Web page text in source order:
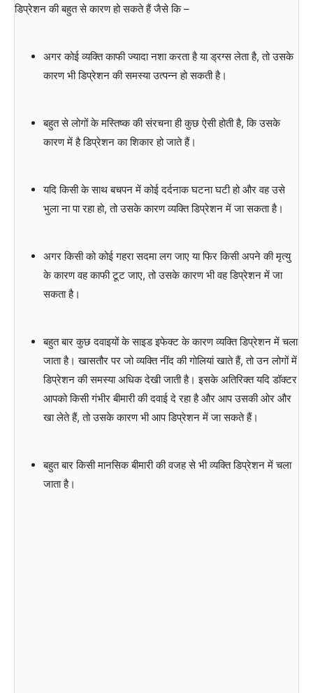
डिप्रेशन की बहुत से कारण हो सकते हैं जैसे कि –
अगर कोई व्यक्ति काफी ज्यादा नशा करता है या ड्रग्स लेता है, तो उसके
कारण भी डिप्रेशन की समस्या उत्पन्न हो सकती है।
बहुत से लोगों के मस्तिष्क की संरचना ही कुछ ऐसी होती है, कि उसके
कारण में है डिप्रेशन का शिकार हो जाते हैं।
यदि किसी के साथ बचपन में कोई दर्दनाक घटना घटी हो और वह उसे
भुला ना पा रहा हो, तो उसके कारण व्यक्ति डिप्रेशन में जा सकता है।
अगर किसी को कोई गहरा सदमा लग जाए या फिर किसी अपने की मृत्यु
के कारण वह काफी टूट जाए, तो उसके कारण भी वह डिप्रेशन में जा
सकता है।
बहुत बार कुछ दवाइयों के साइड इफेक्ट के कारण व्यक्ति डिप्रेशन में चला
जाता है। खासतौर पर जो व्यक्ति नींद की गोलियां खाते हैं, तो उन लोगों में
डिप्रेशन की समस्या अधिक देखी जाती है। इसके अतिरिक्त यदि डॉक्टर
आपको किसी गंभीर बीमारी की दवाई दे रहा है और आप उसकी ओर और
खा लेते हैं, तो उसके कारण भी आप डिप्रेशन में जा सकते हैं।
बहुत बार किसी मानसिक बीमारी की वजह से भी व्यक्ति डिप्रेशन में चला
जाता है।